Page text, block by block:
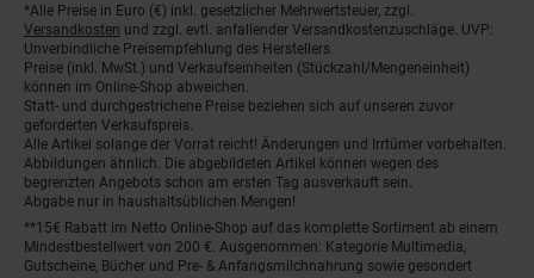
Fußnoten
*Alle Preise in Euro (€) inkl. gesetzlicher Mehrwertsteuer, zzgl.
Versandkosten und zzgl. evtl. anfallender Versandkostenzuschläge. UVP:
Unverbindliche Preisempfehlung des Herstellers.
Preise (inkl. MwSt.) und Verkaufseinheiten (Stückzahl/Mengeneinheit)
können im Online-Shop abweichen.
Statt- und durchgestrichene Preise beziehen sich auf unseren zuvor
geforderten Verkaufspreis.
Alle Artikel solange der Vorrat reicht! Änderungen und Irrtümer vorbehalten.
Abbildungen ähnlich. Die abgebildeten Artikel können wegen des
begrenzten Angebots schon am ersten Tag ausverkauft sein.
Abgabe nur in haushaltsüblichen Mengen!
**15€ Rabatt im Netto Online-Shop auf das komplette Sortiment ab einem
Mindestbestellwert von 200 €. Ausgenommen: Kategorie Multimedia,
Gutscheine, Bücher und Pre- & Anfangsmilchnahrung sowie gesondert